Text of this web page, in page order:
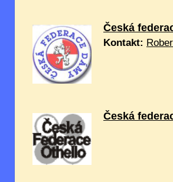
Česká
Kontakt:
Česká